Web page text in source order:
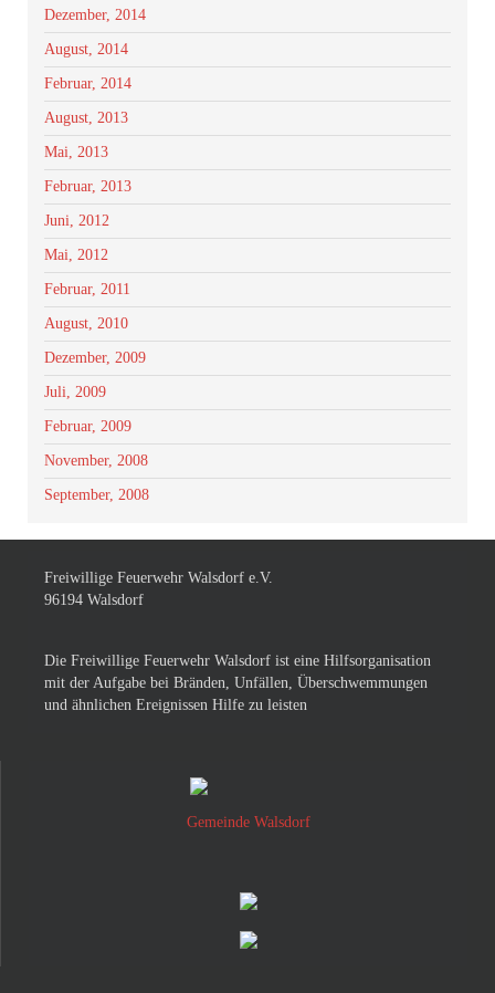
Dezember, 2014
August, 2014
Februar, 2014
August, 2013
Mai, 2013
Februar, 2013
Juni, 2012
Mai, 2012
Februar, 2011
August, 2010
Dezember, 2009
Juli, 2009
Februar, 2009
November, 2008
September, 2008
Freiwillige Feuerwehr Walsdorf e.V.
96194 Walsdorf
Die Freiwillige Feuerwehr Walsdorf ist eine Hilfsorganisation
mit der Aufgabe bei Bränden, Unfällen, Überschwemmungen
und ähnlichen Ereignissen Hilfe zu leisten
Gemeinde Walsdorf